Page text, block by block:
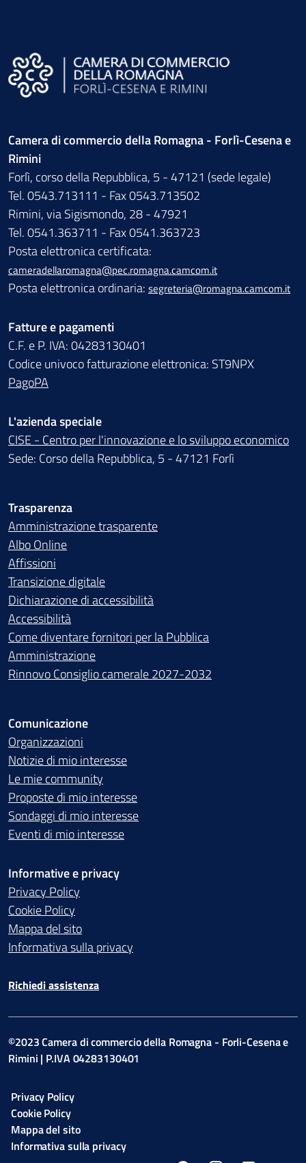
Camera di commercio della Romagna - Forlì-Cesena e
Rimini
Forlì, corso della Repubblica, 5 - 47121 (sede legale)
Tel. 0543.713111 - Fax 0543.713502
Rimini, via Sigismondo, 28 - 47921
Tel. 0541.363711 - Fax 0541.363723
Posta elettronica certificata:
cameradellaromagna@pec.romagna.camcom.it
Posta elettronica ordinaria: segreteria@romagna.camcom.it
Fatture e pagamenti
C.F. e P. IVA: 04283130401
Codice univoco fatturazione elettronica: ST9NPX
PagoPA
L'azienda speciale
CISE - Centro per l'innovazione e lo sviluppo economico
Sede: Corso della Repubblica, 5 - 47121 Forlì
Trasparenza
Amministrazione trasparente
Albo Online
Affissioni
Transizione digitale
Dichiarazione di accessibilità
Accessibilità
Come diventare fornitori per la Pubblica
Amministrazione
Rinnovo Consiglio camerale 2027-2032
Comunicazione
Organizzazioni
Notizie di mio interesse
Le mie community
Proposte di mio interesse
Sondaggi di mio interesse
Eventi di mio interesse
Informative e privacy
Privacy Policy
Cookie Policy
Mappa del sito
Informativa sulla privacy
Richiedi assistenza
©2023 Camera di commercio della Romagna - Forli-Cesena e
Rimini | P.IVA 04283130401
Privacy Policy
Cookie Policy
Mappa del sito
Informativa sulla privacy